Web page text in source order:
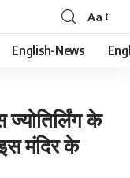
Font
Resizer
Aa
English-News
के
मंदिर के